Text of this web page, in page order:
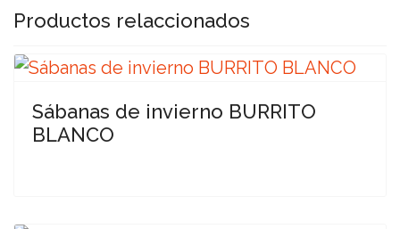
Productos relaccionados
Sábanas de invierno BURRITO
BLANCO